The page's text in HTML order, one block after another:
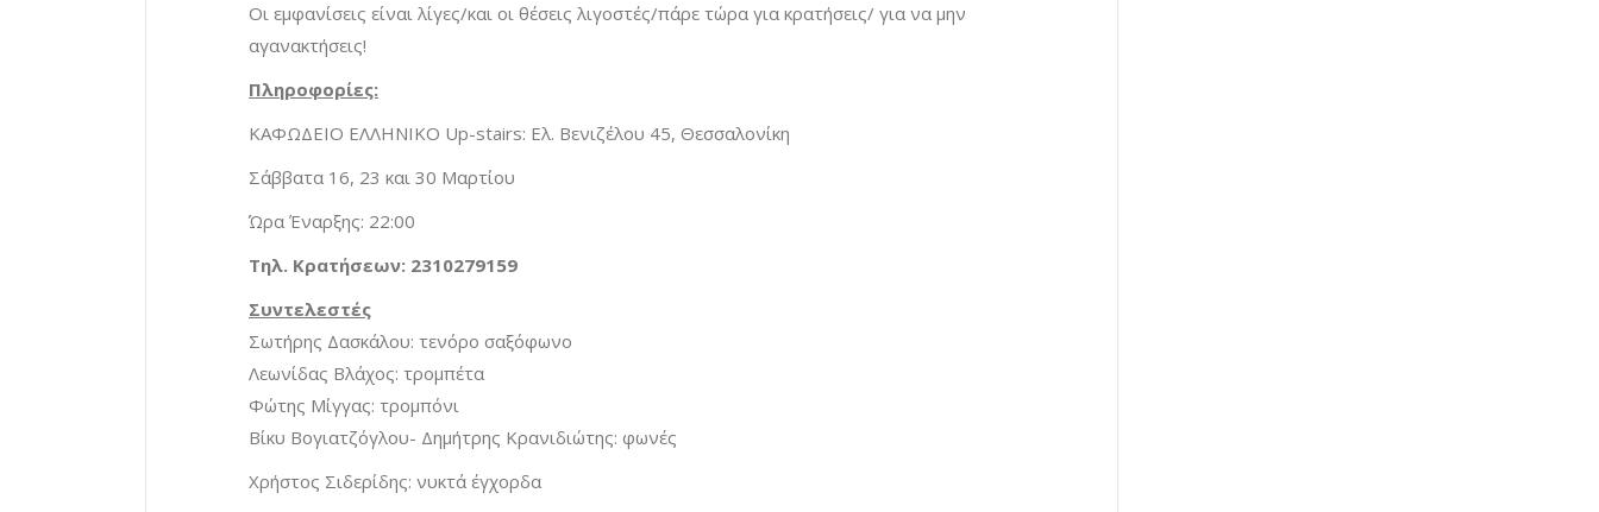
Οι εμφανίσεις είναι λίγες/και οι θέσεις λιγοστές/πάρε τώρα για κρατήσεις/ για να μην
αγανακτήσεις!
Πληροφορίες:
ΚΑΦΩΔΕΙΟ ΕΛΛΗΝΙΚΟ Up-stairs: Ελ. Βενιζέλου 45, Θεσσαλονίκη
Σάββατα 16, 23 και 30 Μαρτίου
Ώρα Έναρξης: 22:00
Τηλ. Κρατήσεων: 2310279159
Συντελεστές
Σωτήρης Δασκάλου: τενόρο σαξόφωνο
Λεωνίδας Βλάχος: τρομπέτα
Φώτης Μίγγας: τρομπόνι
Βίκυ Βογιατζόγλου- Δημήτρης Κρανιδιώτης: φωνές
Χρήστος Σιδερίδης: νυκτά έγχορδα